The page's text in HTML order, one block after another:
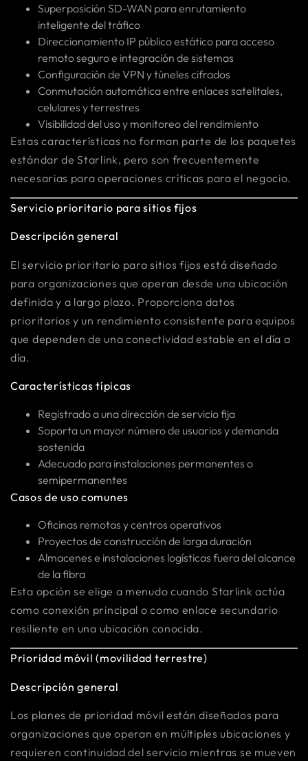
Superposición SD-WAN para enrutamiento
inteligente del tráfico
Direccionamiento IP público estático para acceso
remoto seguro e integración de sistemas
Configuración de VPN y túneles cifrados
Conmutación automática entre enlaces satelitales,
celulares y terrestres
Visibilidad del uso y monitoreo del rendimiento
Estas características no forman parte de los paquetes
estándar de Starlink, pero son frecuentemente
necesarias para operaciones críticas para el negocio.
Servicio prioritario para sitios fijos
Descripción general
El servicio prioritario para sitios fijos está diseñado
para organizaciones que operan desde una ubicación
definida y a largo plazo. Proporciona datos
prioritarios y un rendimiento consistente para equipos
que dependen de una conectividad estable en el día a
día.
Características típicas
Registrado a una dirección de servicio fija
Soporta un mayor número de usuarios y demanda
sostenida
Adecuado para instalaciones permanentes o
semipermanentes
Casos de uso comunes
Oficinas remotas y centros operativos
Proyectos de construcción de larga duración
Almacenes e instalaciones logísticas fuera del alcance
de la fibra
Esta opción se elige a menudo cuando Starlink actúa
como conexión principal o como enlace secundario
resiliente en una ubicación conocida.
Prioridad móvil (movilidad terrestre)
Descripción general
Los planes de prioridad móvil están diseñados para
organizaciones que operan en múltiples ubicaciones y
requieren continuidad del servicio mientras se mueven